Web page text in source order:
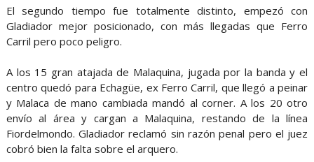
El segundo tiempo fue totalmente distinto, empezó con
Gladiador mejor posicionado, con más llegadas que Ferro
Carril pero poco peligro.
A los 15 gran atajada de Malaquina, jugada por la banda y el
centro quedó para Echagüe, ex Ferro Carril, que llegó a peinar
y Malaca de mano cambiada mandó al corner. A los 20 otro
envío al área y cargan a Malaquina, restando de la línea
Fiordelmondo. Gladiador reclamó sin razón penal pero el juez
cobró bien la falta sobre el arquero.